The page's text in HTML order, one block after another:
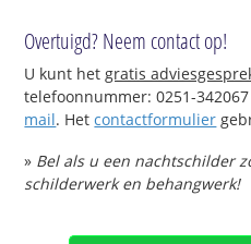
Overtuigd? Neem contact op!
U kunt hetgratis
telefoonnummer: 0251-
mail. Hetcontactformulier
» Bel als u een nachtschilder
schilderwerk en behangwerk!